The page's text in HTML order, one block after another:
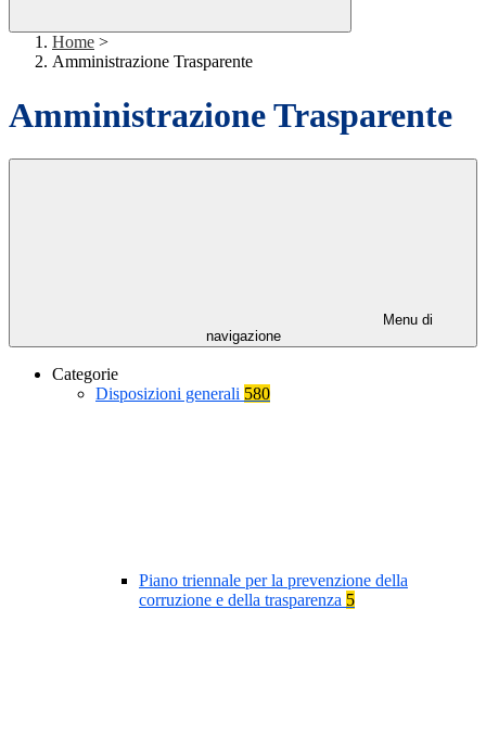
Home >
Amministrazione Trasparente
Amministrazione Trasparente
Menu di
navigazione
Categorie
Disposizioni generali 580
Piano triennale per la prevenzione della
corruzione e della trasparenza 5